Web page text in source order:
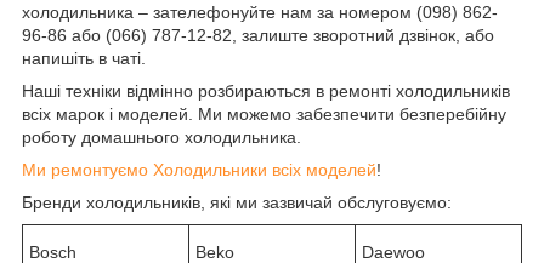
холодильника – зателефонуйте нам за номером (098) 862-
96-86 або (066) 787-12-82, залиште зворотний дзвінок, або
напишіть в чаті.
Наші техніки відмінно розбираються в ремонті холодильників
всіх марок і моделей. Ми можемо забезпечити безперебійну
роботу домашнього холодильника.
Ми ремонтуємо Холодильники всіх моделей!
Бренди холодильників, які ми зазвичай обслуговуємо:
Bosch
Beko
Daewoo